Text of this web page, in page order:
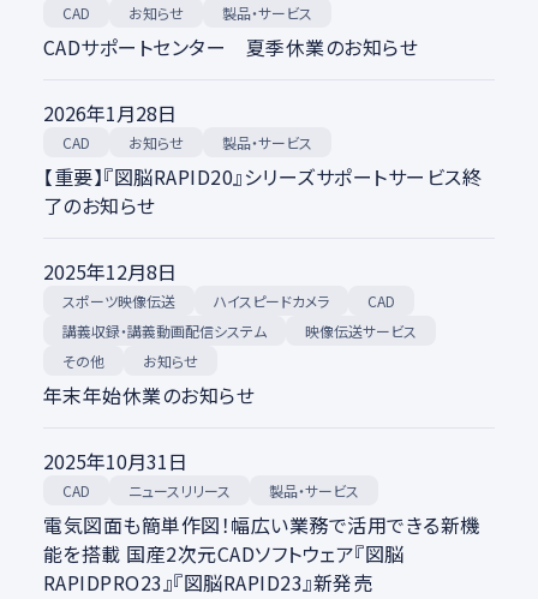
CAD お知らせ 製品・サービス
CADサポートセンター 夏季休業のお知らせ
2026年1月28日
CAD お知らせ 製品・サービス
【重要】『図脳RAPID20』シリーズサポートサービス終
了のお知らせ
2025年12月8日
スポーツ映像伝送 ハイスピードカメラ CAD
講義収録・講義動画配信システム 映像伝送サービス
その他 お知らせ
年末年始休業のお知らせ
2025年10月31日
CAD ニュースリリース 製品・サービス
電気図面も簡単作図！幅広い業務で活用できる新機
能を搭載 国産2次元CADソフトウェア『図脳
RAPIDPRO23』『図脳RAPID23』新発売